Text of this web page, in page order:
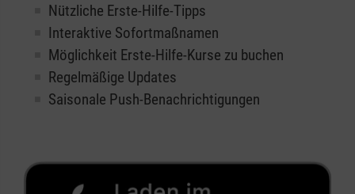
Nützliche Erste-Hilfe-Tipps
Interaktive Sofortmaßnamen
Möglichkeit Erste-Hilfe-Kurse zu buchen
Regelmäßige Updates
Saisonale Push-Benachrichtigungen